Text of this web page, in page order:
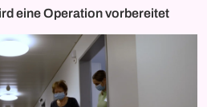
eine Operation vorbereitet